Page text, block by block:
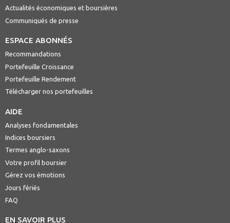
Actualités économiques et boursières
Communiqués de presse
ESPACE ABONNÉS
Recommandations
Portefeuille Croissance
Portefeuille Rendement
Télécharger nos portefeuilles
AIDE
Analyses fondamentales
Indices boursiers
Termes anglo-saxons
Votre profil boursier
Gérez vos émotions
Jours fériés
FAQ
EN SAVOIR PLUS